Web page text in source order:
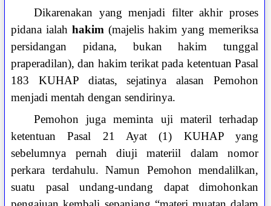
Dikarenakan yang menjadi filter akhir proses
pidana ialahhakim(majelis hakim yang memeriksa
persidangan pidana, bukan hakim tunggal
praperadilan), dan hakim terikat pada ketentuan Pasal
183 KUHAP diatas, sejatinya alasan Pemohon
menjadi mentah dengan sendirinya.
Pemohon juga meminta uji materil terhadap
ketentuan Pasal 21 Ayat (1) KUHAP yang
sebelumnya pernah diuji materiil dalam nomor
perkara terdahulu. Namun Pemohon mendalilkan,
suatu pasal undang-undang dapat dimohonkan